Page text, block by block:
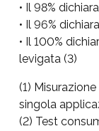
• Il 98%
• Il 96%
• Il 100%
levigata (3)
(1)
singola
(2) Test